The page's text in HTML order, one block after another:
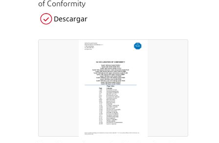
of Conformity
Descargar